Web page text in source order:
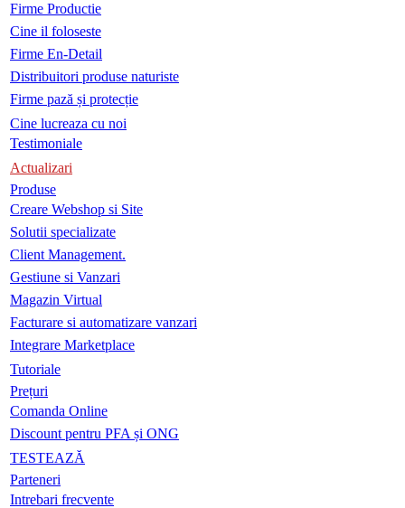
Firme Productie
Cine il foloseste
Firme En-Detail
Distribuitori produse naturiste
Firme pază și protecție
Cine lucreaza cu noi
Testimoniale
Actualizari
Produse
Creare Webshop si Site
Solutii specializate
Client Management.
Gestiune si Vanzari
Magazin Virtual
Facturare si automatizare vanzari
Integrare Marketplace
Tutoriale
Prețuri
Comanda Online
Discount pentru PFA și ONG
TESTEAZĂ
Parteneri
Intrebari frecvente